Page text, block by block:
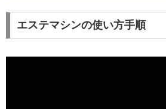
エステマシンの使い方手順